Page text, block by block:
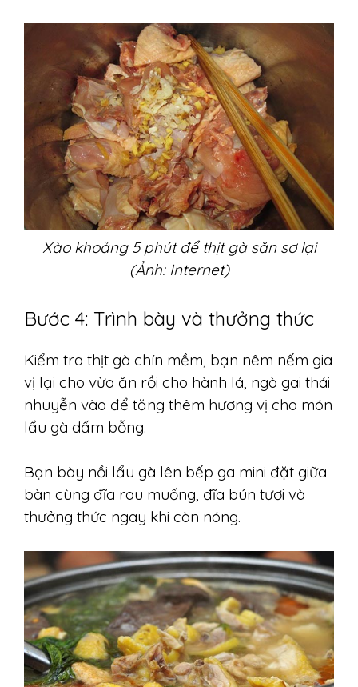
Xào khoảng 5 phút để thịt gà săn sơ lại
(Ảnh: Internet)
Bước 4: Trình bày và thưởng thức
Kiểm tra thịt gà chín mềm, bạn nêm nếm gia
vị lại cho vừa ăn rồi cho hành lá, ngò gai thái
nhuyễn vào để tăng thêm hương vị cho món
lẩu gà dấm bỗng.
Bạn bày nồi lẩu gà lên bếp ga mini đặt giữa
bàn cùng đĩa rau muống, đĩa bún tươi và
thưởng thức ngay khi còn nóng.